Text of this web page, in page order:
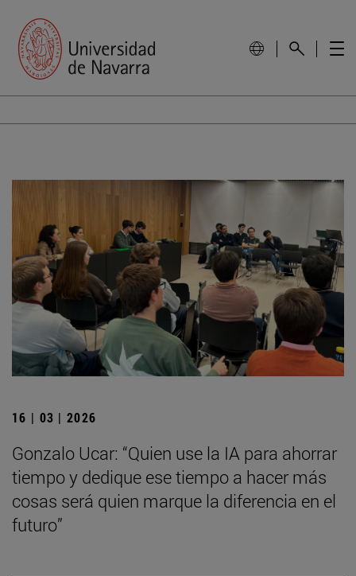
16 | 03 | 2026
Gonzalo Ucar: “Quien use la IA para ahorrar
tiempo y dedique ese tiempo a hacer más
cosas será quien marque la diferencia en el
futuro”